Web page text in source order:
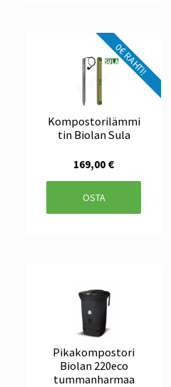
0€ RAHTI!
Kompostorilämmi
tin Biolan Sula
169,00 €
OSTA
Pikakompostori
Biolan 220eco
tummanharmaa